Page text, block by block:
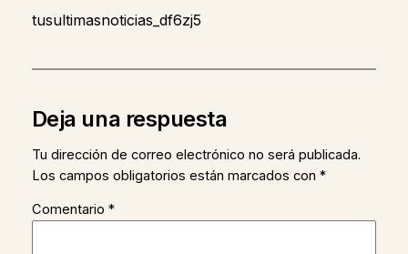
tusultimasnoticias_df6zj5
Deja una respuesta
Tu dirección de correo electrónico no será publicada.
Los campos obligatorios están marcados con *
Comentario *